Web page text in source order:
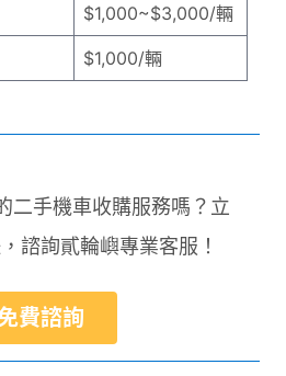
$1,000~$3,000/輛
$1,000/輛
二手機車收購服務嗎？立
諮詢貳輪嶼專業客服！
費諮詢